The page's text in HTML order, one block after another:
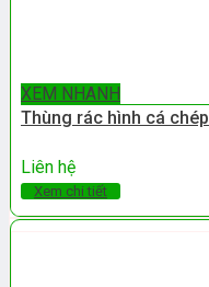
XEM NHANH
Thùng rác hình cá chép
Liên hệ
Xem chi tiết